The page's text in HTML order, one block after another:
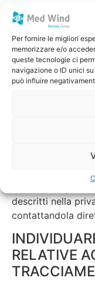
Per fornire le migliori
memorizzare e/o
queste tecnologie ci
navigazione o ID unici
può influire
presente.
Grazie ad
dispositivo è
Tracciamento
memoria locale
terza parte, gli
e revocare il
descritti nella
contattandola
RELATIVE